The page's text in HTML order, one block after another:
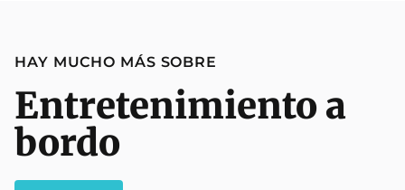
HAY MUCHO MÁS SOBRE
Entretenimiento a
bordo